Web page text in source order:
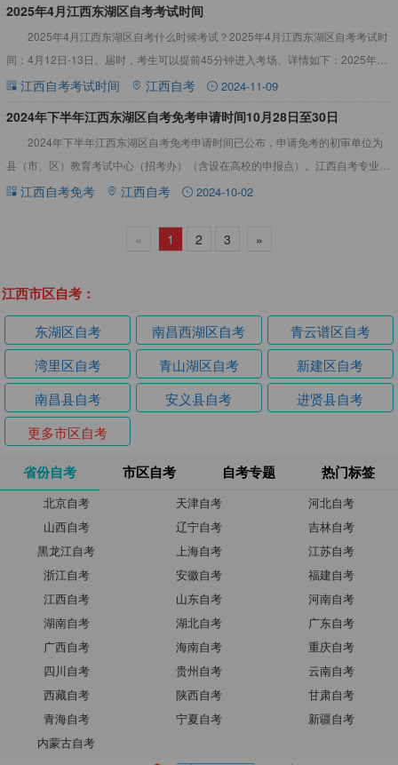
2025年4月江西东湖区自考考试时间
2025年4月江西东湖区自考什么时候考试？2025年4月江西东湖区自考考试时
间：4月12日-13日。届时，考生可以提前45分钟进入考场。详情如下：2025年4
月江西东湖区自考考试时间2025年4月江西
江西自考考试时间 江西自考 2024-11-09
2024年下半年江西东湖区自考免考申请时间10月28日至30日
2024年下半年江西东湖区自考免考申请时间已公布，申请免考的初审单位为
县（市、区）教育考试中心（招考办）（含设在高校的申报点）。江西自考专业考
试资料大全，辅助备考2024年下半年江西东湖区自考免考申请
江西自考免考 江西自考 2024-10-02
« 1 2 3 »
江西市区自考：
东湖区自考 南昌西湖区自考
青云谱区自考
湾里区自考
青山湖区自考
新建区自考
南昌县自考
安义县自考
进贤县自考
更多市区自考
省份自考 市区自考 自考专题 热门标签
北京自考 天津自考
河北自考
山西自考
辽宁自考
吉林自考
黑龙江自考
上海自考
江苏自考
浙江自考
安徽自考
福建自考
江西自考
山东自考
河南自考
湖南自考
湖北自考
广东自考
广西自考
海南自考
重庆自考
四川自考
贵州自考
云南自考
西藏自考
陕西自考
甘肃自考
青海自考
宁夏自考
新疆自考
内蒙古自考